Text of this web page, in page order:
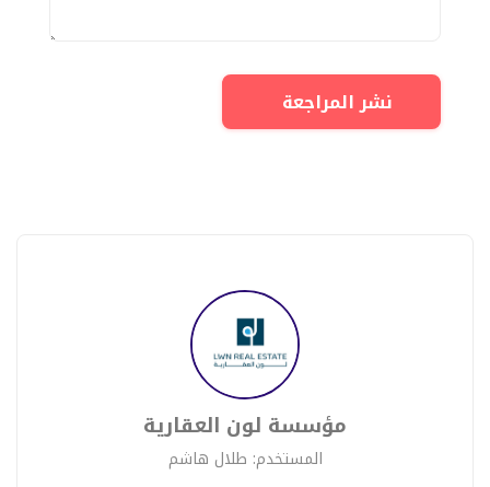
نشر المراجعة
مؤسسة لون العقارية
المستخدم: طلال هاشم